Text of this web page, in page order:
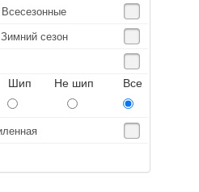
Всесезонные
Зимний сезон
Шип Не шип Все